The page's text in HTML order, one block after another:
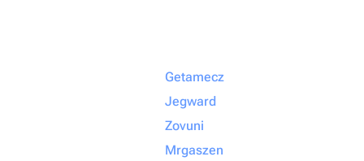
Getamecz
Jegward
Zovuni
Mrgaszen